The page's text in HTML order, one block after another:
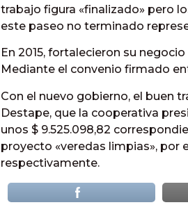
trabajo figura «finalizado» pero
este paseo no terminado
En 2015, fortalecieron su
Mediante el convenio firmado
Con el nuevo gobierno, el buen
Destape, que la cooperativa
unos $ 9.525.098,82
proyecto «veredas limpias», por
respectivamente.